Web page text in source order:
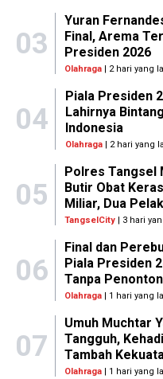
03
Yuran
Final, Arema
Presiden 2026
Olahraga | 2 hari yang
04
Piala Presiden
Lahirnya
Indonesia
Olahraga| 2 hari yang
05
Polres Tangsel
Butir Obat
Miliar, Dua
TangselCity | 3 hari
06
Final dan
Piala Presiden
Tanpa Penonton
Olahraga | 1 hari yang
07
Umuh Muchtar
Tangguh,
Tambah
Olahraga | 1 hari yang